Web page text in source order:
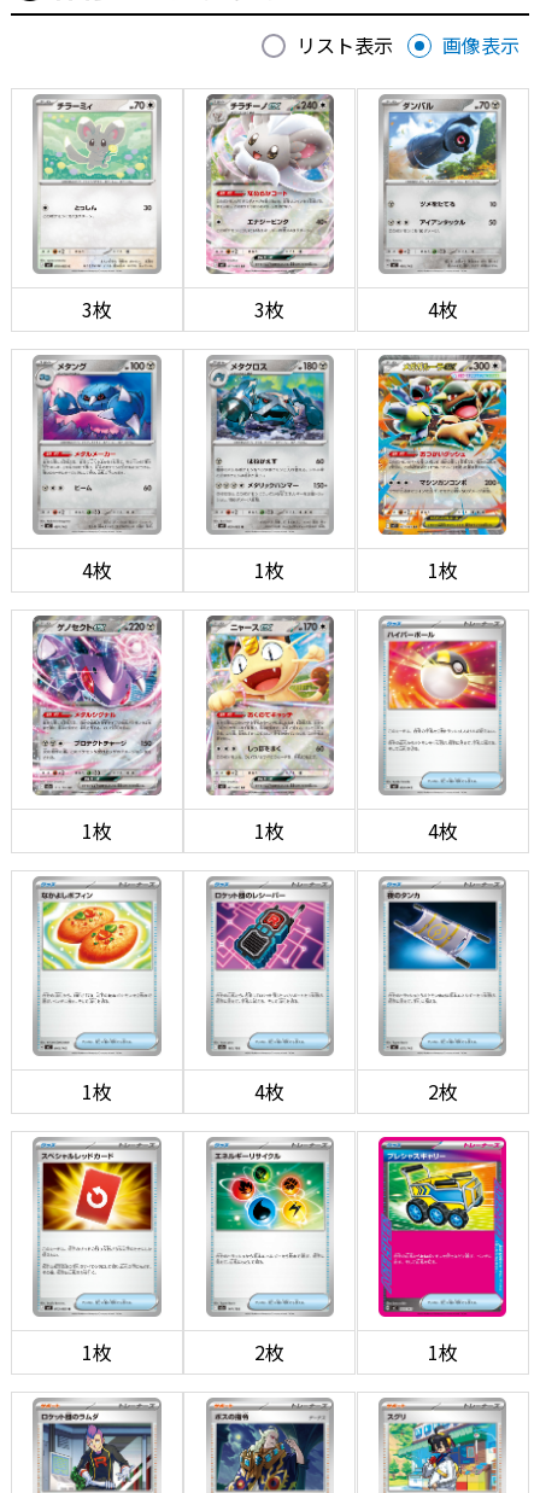
リスト表示 画像表示
3枚 3枚 4枚
4枚 1枚 1枚
1枚 1枚 4枚
1枚 4枚 2枚
1枚 2枚 1枚